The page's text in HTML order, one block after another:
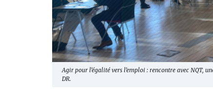
Agir pour l’égalité vers l’emploi : rencontre avec NQT,
DR.